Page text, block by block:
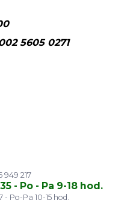
5605 0271
217
- Po - Pa 9-18 hod.
Po-Pa 10-15 hod.